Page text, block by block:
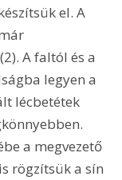
el. A
A faltól és a
legyen a
lécbetétek
a megvezető
rögzítsük a sín